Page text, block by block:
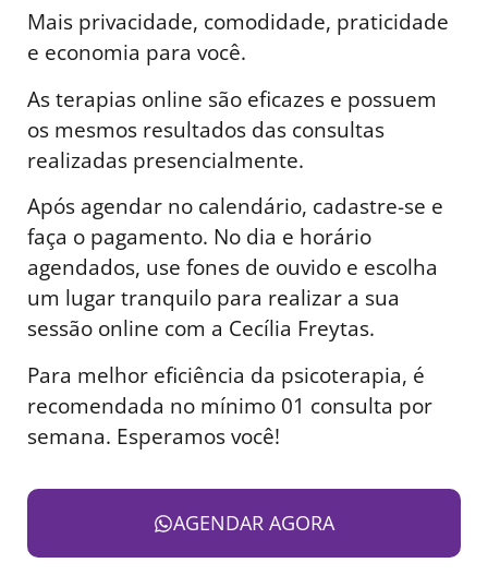
Mais privacidade, comodidade, praticidade
e economia para você.
As terapias online são eficazes e possuem
os mesmos resultados das consultas
realizadas presencialmente.
Após agendar no calendário, cadastre-se e
faça o pagamento. No dia e horário
agendados, use fones de ouvido e escolha
um lugar tranquilo para realizar a sua
sessão online com a Cecília Freytas.
Para melhor eficiência da psicoterapia, é
recomendada no mínimo 01 consulta por
semana. Esperamos você!
AGENDAR AGORA